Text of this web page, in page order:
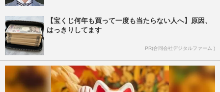
【宝くじ何年も買って一度も当たらない人へ】原因、
はっきりしてます
PR(合同会社デジタルファーム )